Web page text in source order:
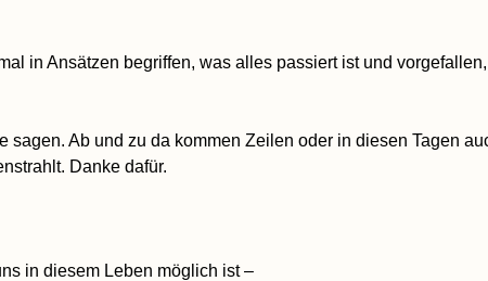
in Ansätzen begriffen, was alles passiert ist und
sagen. Ab und zu da kommen Zeilen oder in diesen Tagen
Danke dafür.
in diesem Leben möglich ist –